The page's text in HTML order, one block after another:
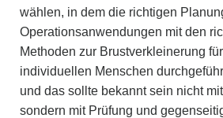
wählen, in dem die richtigen
Operationsanwendungen mit den
Methoden zur Brustverkleinerung
individuellen Menschen
und das sollte bekannt sein nicht
sondern mit Prüfung und